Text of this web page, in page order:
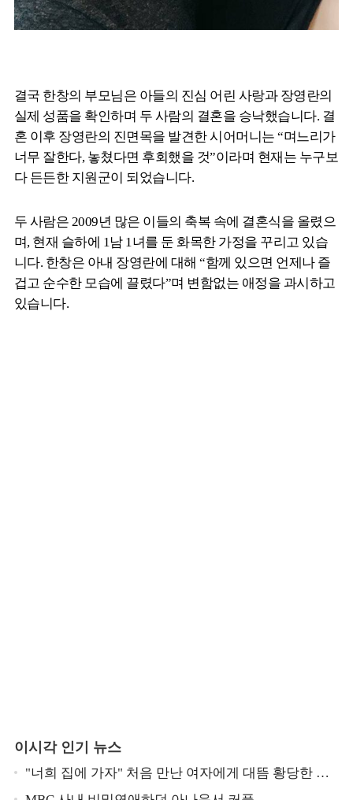
결국 한창의 부모님은 아들의 진심 어린 사랑과 장영란의
실제 성품을 확인하며 두 사람의 결혼을 승낙했습니다. 결
혼 이후 장영란의 진면목을 발견한 시어머니는 “며느리가
너무 잘한다, 놓쳤다면 후회했을 것”이라며 현재는 누구보
다 든든한 지원군이 되었습니다.
두 사람은 2009년 많은 이들의 축복 속에 결혼식을 올렸으
며, 현재 슬하에 1남 1녀를 둔 화목한 가정을 꾸리고 있습
니다. 한창은 아내 장영란에 대해 “함께 있으면 언제나 즐
겁고 순수한 모습에 끌렸다”며 변함없는 애정을 과시하고
있습니다.
이시각 인기 뉴스
"너희 집에 가자" 처음 만난 여자에게 대뜸 황당한 요